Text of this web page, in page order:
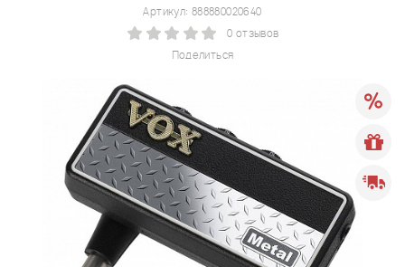
Поделиться
Артикул: 888880020640
0 отзывов